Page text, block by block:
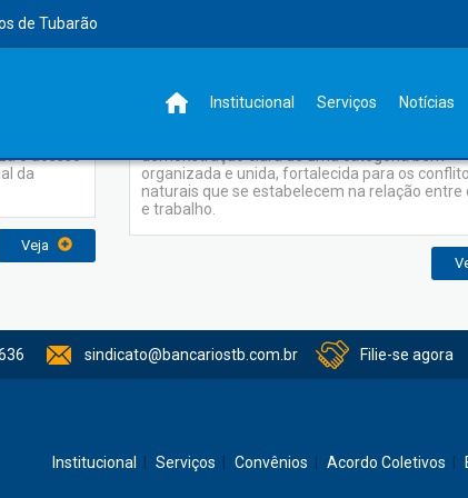
de Tubarão
Institucional Serviços Notícias
o acesso
da
Veja
demonstração clara de uma categoria bem
organizada e unida, fortalecida para os
naturais que se estabelecem na relação entre
e trabalho.
sindicato@bancariostb.com.br Filie-se agora
Institucional Serviços Convênios Acordo Coletivos